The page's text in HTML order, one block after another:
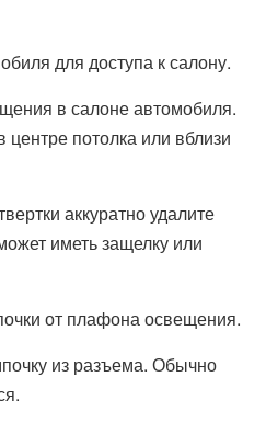
для доступа к салону.
в салоне автомобиля.
потолка или вблизи
аккуратно удалите
иметь защелку или
от плафона освещения.
из разъема. Обычно